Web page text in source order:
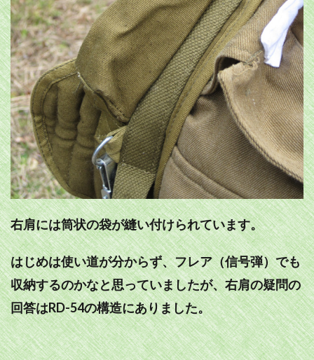
右肩には筒状の袋が縫い付けられています。
はじめは使い道が分からず、フレア（信号弾）でも
収納するのかなと思っていましたが、右肩の疑問の
回答はRD-54の構造にありました。